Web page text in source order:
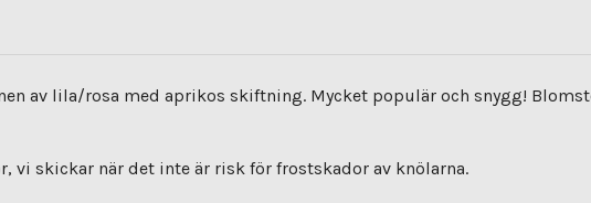
av lila/rosa med aprikos skiftning. Mycket populär och snygg!
vi skickar när det inte är risk för frostskador av knölarna.